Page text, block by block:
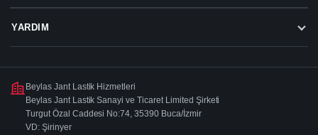
YARDIM
Beylas Jant Lastik Hizmetleri
Beylas Jant Lastik Sanayi ve Ticaret Limited Şirketi
Turgut Özal Caddesi No:74, 35390 Buca/İzmir
VD: Şirinyer